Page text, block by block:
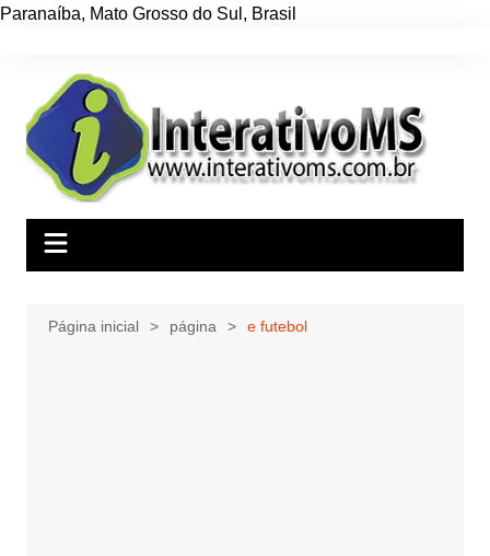
Paranaíba, Mato Grosso do Sul , Brasil
conteúdo
Página inicial página e futebol